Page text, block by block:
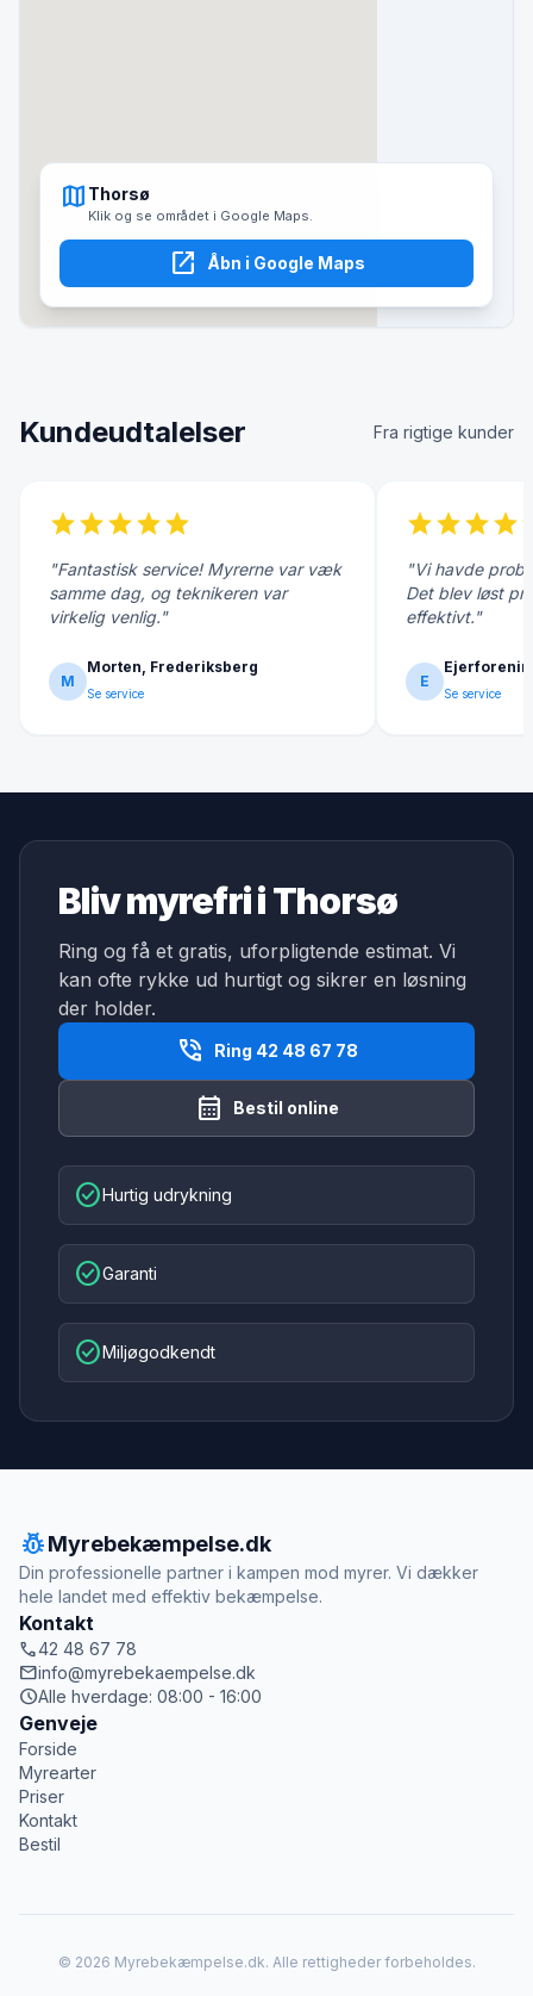
map Thorsø
Klik og se området i Google Maps.
open_in_new Åbn i Google Maps
Kundeudtalelser Fra rigtige kunder
starstarstarstarstar
"Fantastisk service! Myrerne var væk
samme dag, og teknikeren var
virkelig venlig."
M
Morten, Frederiksberg
Se service
starstarstarstar
"Vi havde
Det blev løst
effektivt."
E
Se service
Bliv myrefri i Thorsø
Ring og få et gratis, uforpligtende estimat. Vi
kan ofte rykke ud hurtigt og sikrer en løsning
der holder.
phone_in_talk Ring 42 48 67 78
calendar_month Bestil online
check_circleHurtig udrykning
check_circleGaranti
check_circleMiljøgodkendt
pest_controlMyrebekæmpelse.dk
Din professionelle partner i kampen mod myrer. Vi dækker
hele landet med effektiv bekæmpelse.
Kontakt
call42 48 67 78
mailinfo@myrebekaempelse.dk
scheduleAlle hverdage: 08:00 - 16:00
Genveje
Forside
Myrearter
Priser
Kontakt
Bestil
© 2026 Myrebekæmpelse.dk. Alle rettigheder forbeholdes.